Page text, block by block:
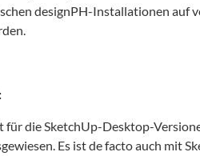
designPH-Installationen auf
für die SketchUp-Desktop-
Es ist de facto auch mit